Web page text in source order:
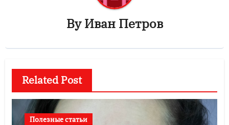
ByИван Петров
Related Post
Полезные статьи